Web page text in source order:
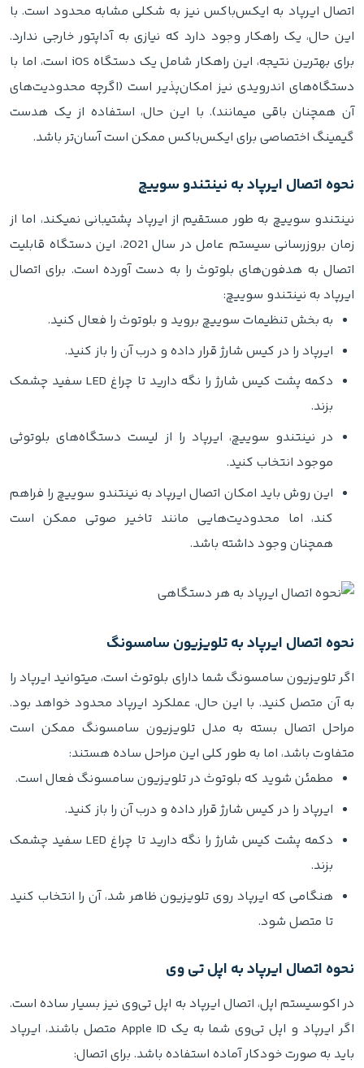
اتصال ایرپاد به ایکس‌باکس نیز به شکلی مشابه محدود است. با
این حال، یک راهکار وجود دارد که نیازی به آداپتور خارجی ندارد.
برای بهترین نتیجه، این راهکار شامل یک دستگاه iOS است، اما با
دستگاه‌های اندرویدی نیز امکان‌پذیر است (اگرچه محدودیت‌های
آن همچنان باقی میمانند). با این حال، استفاده از یک هدست
گیمینگ اختصاصی برای ایکس‌باکس ممکن است آسان‌تر باشد.
نحوه اتصال ایرپاد به نینتندو سوییچ
نینتندو سوییچ به طور مستقیم از ایرپاد پشتیبانی نمیکند، اما از
زمان بروزرسانی سیستم عامل در سال 2021، این دستگاه قابلیت
اتصال به هدفون‌های بلوتوث را به دست آورده است. برای اتصال
ایرپاد به نینتندو سوییچ:
به بخش تنظیمات سوییچ بروید و بلوتوث را فعال کنید.
ایرپاد را در کیس شارژ قرار داده و درب آن را باز کنید.
دکمه پشت کیس شارژ را نگه دارید تا چراغ LED سفید چشمک
بزند.
در نینتندو سوییچ، ایرپاد را از لیست دستگاه‌های بلوتوثی
موجود انتخاب کنید.
این روش باید امکان اتصال ایرپاد به نینتندو سوییچ را فراهم
کند، اما محدودیت‌هایی مانند تاخیر صوتی ممکن است
همچنان وجود داشته باشد.
نحوه اتصال ایرپاد به تلویزیون سامسونگ
اگر تلویزیون سامسونگ شما دارای بلوتوث است، میتوانید ایرپاد را
به آن متصل کنید. با این حال، عملکرد ایرپاد محدود خواهد بود.
مراحل اتصال بسته به مدل تلویزیون سامسونگ ممکن است
متفاوت باشد، اما به طور کلی این مراحل ساده هستند:
مطمئن شوید که بلوتوث در تلویزیون سامسونگ فعال است.
ایرپاد را در کیس شارژ قرار داده و درب آن را باز کنید.
دکمه پشت کیس شارژ را نگه دارید تا چراغ LED سفید چشمک
بزند.
هنگامی که ایرپاد روی تلویزیون ظاهر شد، آن را انتخاب کنید
تا متصل شود.
نحوه اتصال ایرپاد به اپل تی‌ وی
در اکوسیستم اپل، اتصال ایرپاد به اپل تی‌وی نیز بسیار ساده است.
اگر ایرپاد و اپل تی‌وی شما به یک Apple ID متصل باشند، ایرپاد
باید به صورت خودکار آماده استفاده باشد. برای اتصال: